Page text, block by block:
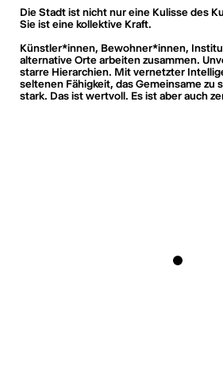
Die Stadt ist nicht nur eine Kulisse des
Sie ist eine kollektive Kraft.
Künstler*innen, Bewohner*innen,
alternative Orte arbeiten zusammen.
starre Hierarchien. Mit vernetzter
seltenen Fähigkeit, das Gemeinsame zu
stark. Das ist wertvoll. Es ist aber auch